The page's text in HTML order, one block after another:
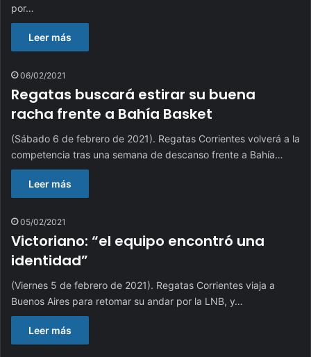
por…
Leer más
06/02/2021
Regatas buscará estirar su buena
racha frente a Bahía Basket
(Sábado 6 de febrero de 2021). Regatas Corrientes volverá a la
competencia tras una semana de descanso frente a Bahía…
Leer más
05/02/2021
Victoriano: “el equipo encontró una
identidad”
(Viernes 5 de febrero de 2021). Regatas Corrientes viaja a
Buenos Aires para retomar su andar por la LNB, y…
Leer más